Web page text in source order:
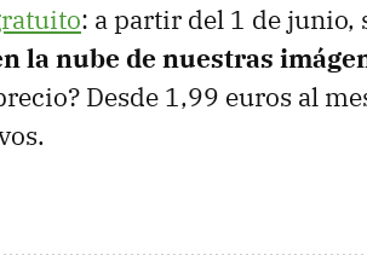
: a partir del 1 de junio,
la nube de nuestras
Desde 1,99 euros al